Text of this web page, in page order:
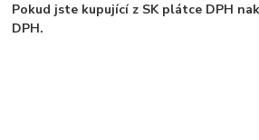
Pokud jste kupující z SK plátce DPH
DPH.